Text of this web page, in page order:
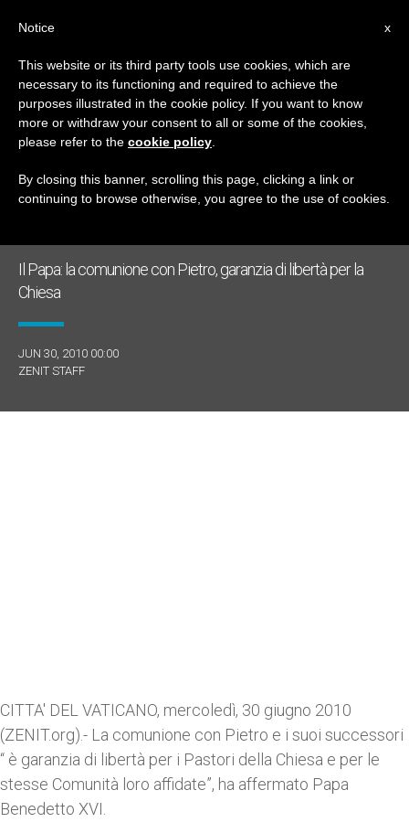
TAG
Posts Tagged ‘pallio’
ULTIME NOTIZIE
Il Papa: la comunione con Pietro, garanzia di libertà per la
Chiesa
JUN 30, 2010 00:00
ZENIT STAFF
CITTA' DEL VATICANO, mercoledì, 30 giugno 2010
(ZENIT.org).- La comunione con Pietro e i suoi successori
“ è garanzia di libertà per i Pastori della Chiesa e per le
stesse Comunità loro affidate”, ha affermato Papa
Benedetto XVI.
x
Notice
This website or its third party tools use cookies, which are
necessary to its functioning and required to achieve the
purposes illustrated in the cookie policy. If you want to know
more or withdraw your consent to all or some of the cookies,
please refer to the cookie policy
By closing this banner, scrolling this page, clicking a link or
continuing to browse otherwise, you agree to the use of cookies.